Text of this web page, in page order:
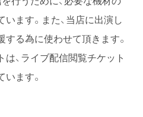
ます。また、当店に出演し
る為に使わせて頂きます。
、ライブ配信閲覧チケット
ます。